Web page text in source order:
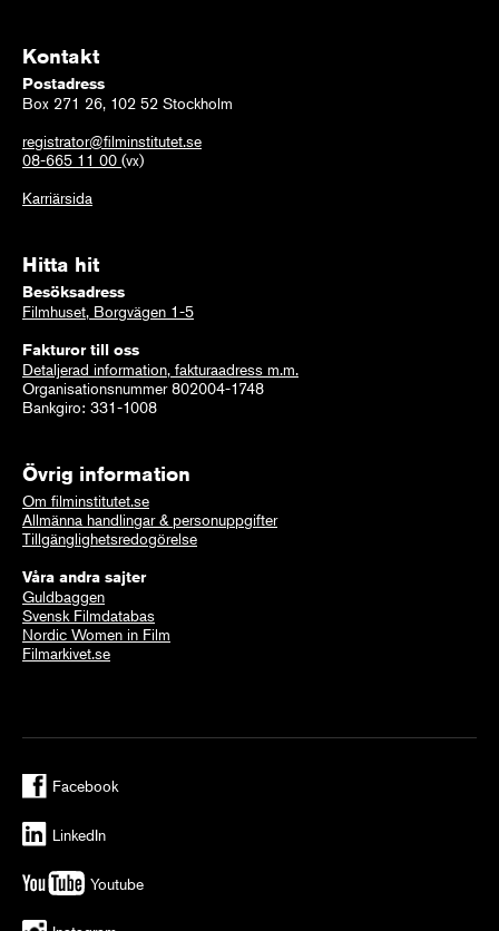
Kontakt
Postadress
Box 271 26, 102 52 Stockholm
registrator@filminstitutet.se
08-665 11 00 (vx)
Karriärsida
Hitta hit
Besöksadress
Filmhuset, Borgvägen 1-5
Fakturor till oss
Detaljerad information, fakturaadress m.m.
Organisationsnummer 802004-1748
Bankgiro: 331-1008
Övrig information
Om filminstitutet.se
Allmänna handlingar & personuppgifter
Tillgänglighetsredogörelse
Våra andra sajter
Guldbaggen
Svensk Filmdatabas
Nordic Women in Film
Filmarkivet.se
Facebook
LinkedIn
Youtube